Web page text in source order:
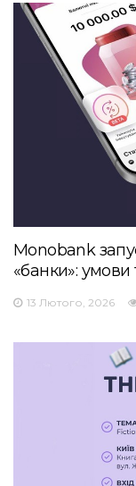
Monobank
«банки»: умови
13 Лютого, 2026